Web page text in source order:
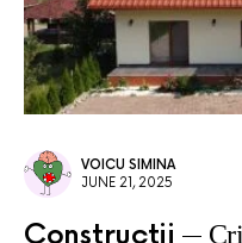
VOICU SIMINA
JUNE 21, 2025
Constructii